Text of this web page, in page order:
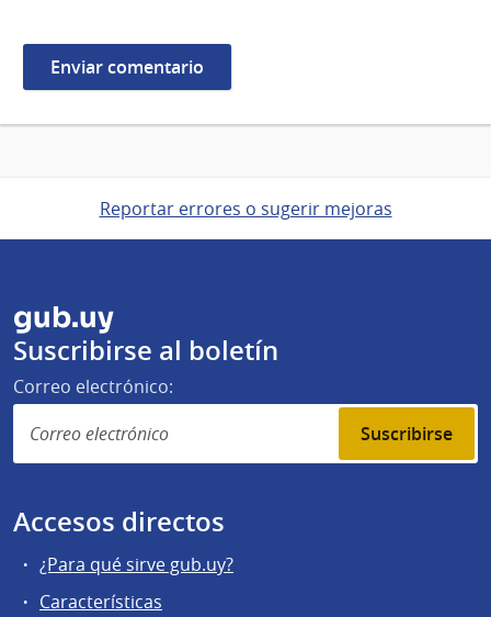
Reportar errores o sugerir mejoras
gub.uy
Suscribirse al boletín
Correo electrónico:
Suscribirse
Accesos directos
¿Para qué sirve gub.uy?
Características